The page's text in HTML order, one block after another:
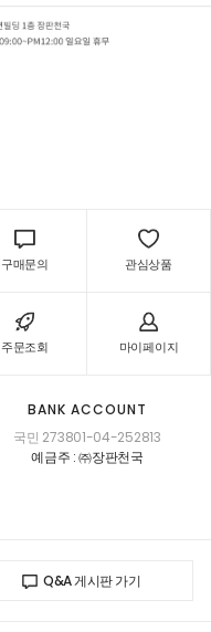
구매문의 관심상품
주문조회 마이페이지
BANK ACCOUNT
국민 273801-04-252813
예금주 : ㈜장판천국
Q&A 게시판 가기